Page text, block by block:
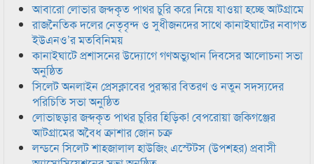
আবারো লোভার জব্দকৃত পাথর চুরি করে নিয়ে যাওয়া হচ্ছে আটগ্রামে
রাজনৈতিক দলের নেতৃবৃন্দ ও সুধীজনদের সাথে কানাইঘাটের নবাগত
ইউএনও’র মতবিনিময়
কানাইঘাটে প্রশাসনের উদ্যোগে গণঅভ্যুত্থান দিবসের আলোচনা সভা
অনুষ্ঠিত
সিলেট অনলাইন প্রেসক্লাবের পুরস্কার বিতরণ ও নতুন সদস্যদের
পরিচিতি সভা অনুষ্ঠিত
লোভাছড়ার জব্দকৃত পাথর চুরির হিড়িক! বেপরোয়া জকিগঞ্জের
আটগ্রামের অবৈধ ক্রাশার জোন চক্র
লন্ডনে সিলেট শাহজালাল হাউজিং এস্টেটস (উপশহর) প্রবাসী